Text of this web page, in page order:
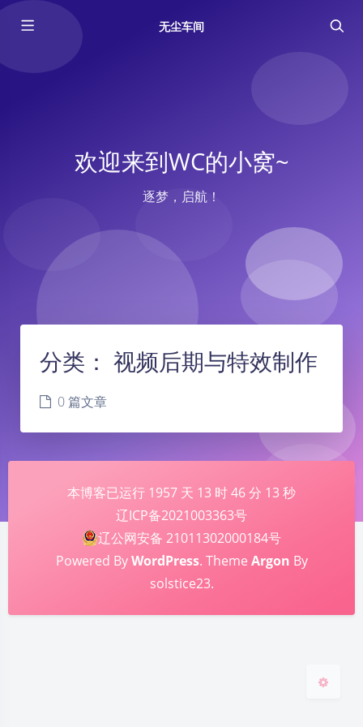
无尘车间
欢迎来到WC的小窝~
逐梦，启航！
Sans Serif
分类： 视频后期与特效制作
0 篇文章
本博客已运行 1957 天 13 时46分 13秒
辽ICP备2021003363号
辽公网安备 21011302000184号
Powered ByWordPress. Theme Argon By
solstice23.